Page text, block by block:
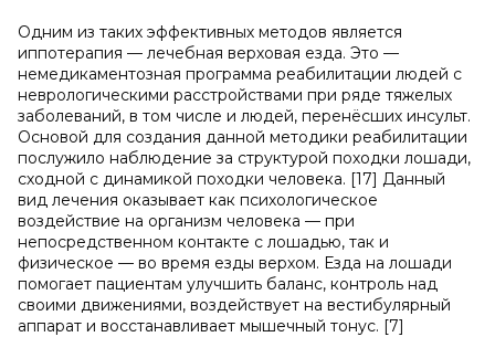
Одним из таких эффективных методов является
иппотерапия — лечебная верховая езда. Это —
немедикаментозная программа реабилитации людей с
неврологическими расстройствами при ряде тяжелых
заболеваний, в том числе и людей, перенёсших инсульт.
Основой для создания данной методики реабилитации
послужило наблюдение за структурой походки лошади,
сходной с динамикой походки человека. [17] Данный
вид лечения оказывает как психологическое
воздействие на организм человека — при
непосредственном контакте с лошадью, так и
физическое — во время езды верхом. Езда на лошади
помогает пациентам улучшить баланс, контроль над
своими движениями, воздействует на вестибулярный
аппарат и восстанавливает мышечный тонус. [7]